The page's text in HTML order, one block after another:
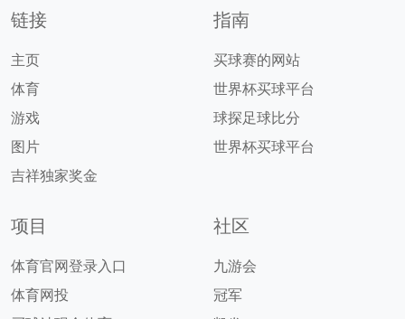
链接
主页
体育
游戏
图片
吉祥独家奖金
指南
买球赛的网站
世界杯买球平台
球探足球比分
世界杯买球平台
项目
体育官网登录入口
体育网投
社区
九游会
冠军